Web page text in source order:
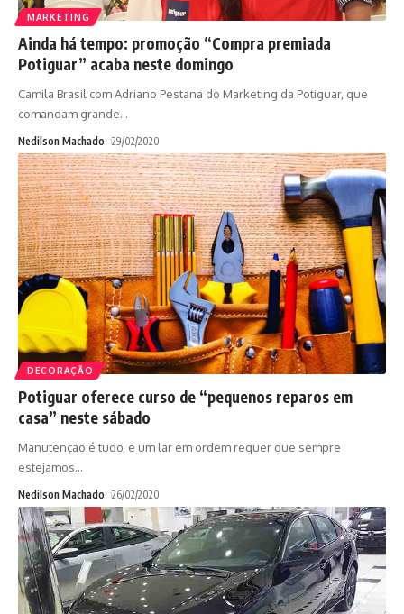
MARKETING
Ainda há tempo: promoção “Compra premiada
Potiguar” acaba neste domingo
Camila Brasil com Adriano Pestana do Marketing da Potiguar, que
comandam grande…
Nedilson Machado 29/02/2020
DECORAÇÃO
Potiguar oferece curso de “pequenos reparos em
casa” neste sábado
Manutenção é tudo, e um lar em ordem requer que sempre
estejamos…
Nedilson Machado 26/02/2020